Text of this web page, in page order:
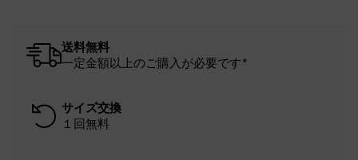
送料無料
一定金額以上のご購入が必要です*
サイズ交換
１回無料